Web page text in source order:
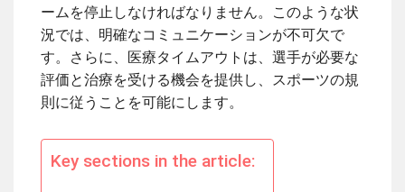
ームを停止しなければなりません。このような状
況では、明確なコミュニケーションが不可欠で
す。さらに、医療タイムアウトは、選手が必要な
評価と治療を受ける機会を提供し、スポーツの規
則に従うことを可能にします。
Key sections in the article: